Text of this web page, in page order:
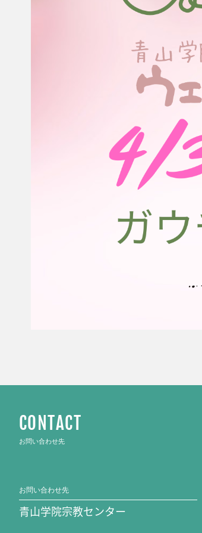
CONTACT
お問い合わせ先
お問い合わせ先
青山学院宗教センター